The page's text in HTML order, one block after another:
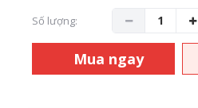
Số lượng:
Mua ngay